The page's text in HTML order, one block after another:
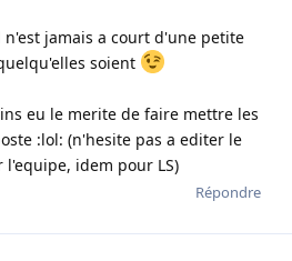
jamais a court d'une petite
soient
eu le merite de faire mettre les
:lol: (n'hesite pas a editer le
idem pour LS)
Répondre